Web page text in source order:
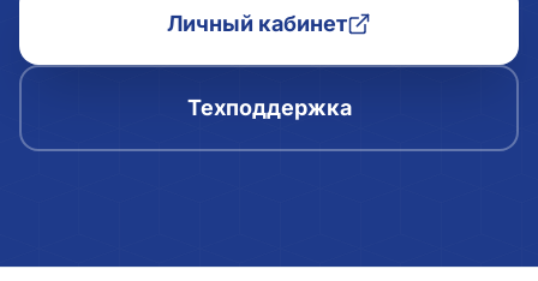
Личный кабинет
Техподдержка